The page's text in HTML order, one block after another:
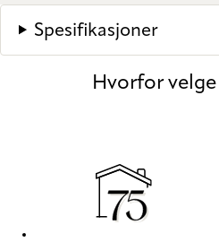
Spesifikasjoner
Hvorfor